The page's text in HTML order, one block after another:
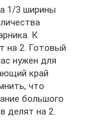
1/3 ширины
К
на 2. Готовый
нужен для
край
что
большого
делят на 2.